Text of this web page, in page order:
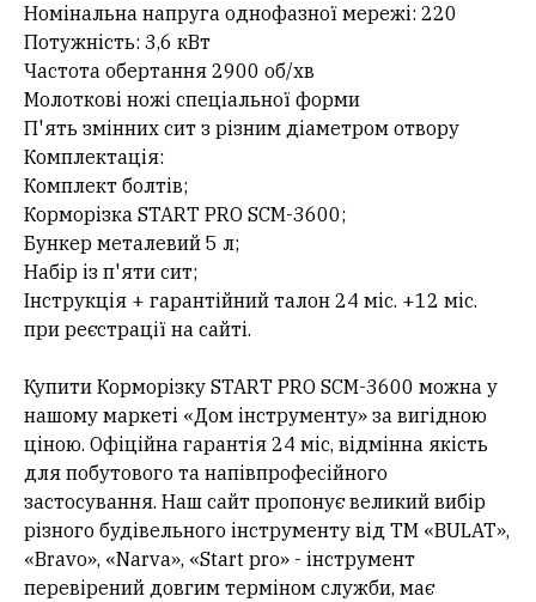
Номінальна напруга однофазної мережі: 220
Потужність: 3,6 кВт
Частота обертання 2900 об/хв
Молоткові ножі спеціальної форми
П'ять змінних сит з різним діаметром отвору
Комплектація:
Комплект болтів;
Корморізка START PRO SCM-3600;
Бункер металевий 5 л;
Набір із п'яти сит;
Інструкція + гарантійний талон 24 міс. +12 міс.
при реєстрації на сайті.
Купити Корморізку START PRO SCM-3600 можна у
нашому маркеті «Дом інструменту» за вигідною
ціною. Офіційна гарантія 24 міс, відмінна якість
для побутового та напівпрофесійного
застосування. Наш сайт пропонує великий вибір
різного будівельного інструменту від ТМ «BULAT»,
«Bravo», «Narva», «Start pro» - інструмент
перевірений довгим терміном служби, має